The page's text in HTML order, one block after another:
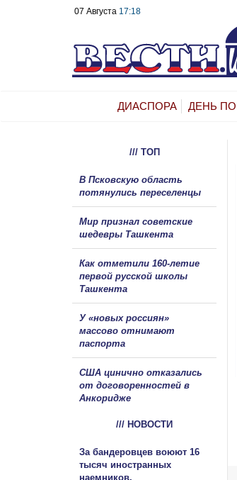
07 Августа 17:18
ДИАСПОРА ДЕНЬ
/// ТОП
В Псковскую область
потянулись переселенцы
Мир признал советские
шедевры Ташкента
Как отметили 160-летие
первой русской школы
Ташкента
У «новых россиян»
массово отнимают
паспорта
США цинично отказались
от договоренностей в
Анкоридже
/// НОВОСТИ
За бандеровцев воюют 16
тысяч иностранных
наемников.